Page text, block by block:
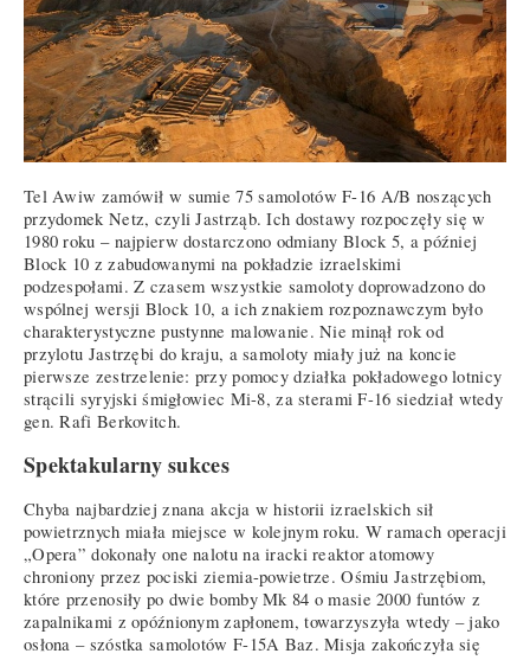
Tel Awiw zamówił w sumie 75 samolotów F-16 A/B noszących
przydomek Netz, czyli Jastrząb. Ich dostawy rozpoczęły się w
1980 roku – najpierw dostarczono odmiany Block 5, a później
Block 10 z zabudowanymi na pokładzie izraelskimi
podzespołami. Z czasem wszystkie samoloty doprowadzono do
wspólnej wersji Block 10, a ich znakiem rozpoznawczym było
charakterystyczne pustynne malowanie. Nie minął rok od
przylotu Jastrzębi do kraju, a samoloty miały już na koncie
pierwsze zestrzelenie: przy pomocy działka pokładowego lotnicy
strącili syryjski śmigłowiec Mi-8, za sterami F-16 siedział wtedy
gen. Rafi Berkovitch.
Spektakularny sukces
Chyba najbardziej znana akcja w historii izraelskich sił
powietrznych miała miejsce w kolejnym roku. W ramach operacji
„Opera” dokonały one nalotu na iracki reaktor atomowy
chroniony przez pociski ziemia-powietrze. Ośmiu Jastrzębiom,
które przenosiły po dwie bomby Mk 84 o masie 2000 funtów z
zapalnikami z opóźnionym zapłonem, towarzyszyła wtedy – jako
osłona – szóstka samolotów F-15A Baz. Misja zakończyła się